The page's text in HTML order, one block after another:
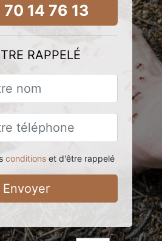
14 76 13
RAPPELÉ
conditionset d'être rappelé
Envoyer